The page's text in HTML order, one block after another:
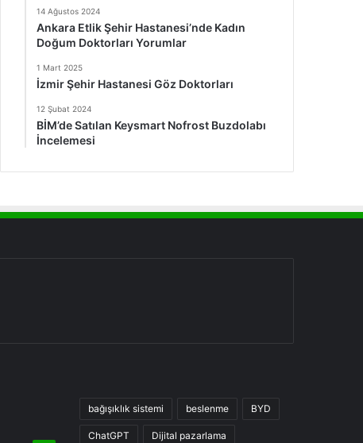
14 Ağustos 2024
Ankara Etlik Şehir Hastanesi’nde Kadın
Doğum Doktorları Yorumlar
1 Mart 2025
İzmir Şehir Hastanesi Göz Doktorları
12 Şubat 2024
BİM’de Satılan Keysmart Nofrost Buzdolabı
İncelemesi
bağışıklık sistemi beslenme BYD
ChatGPT Dijital pazarlama